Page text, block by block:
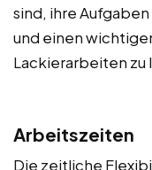
sind, ihre
und einen
Lackierarbeiten zu
Arbeitszeiten
Die zeitliche